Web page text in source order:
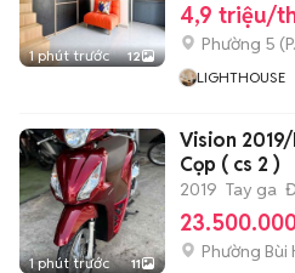
1 phút trước 12
4,9 triệu/
Phường 5 (
LIGHTHOUSE
1 phút trước 11
Vision
Cọp ( cs 2 )
2019 Tay ga
Phường Bùi